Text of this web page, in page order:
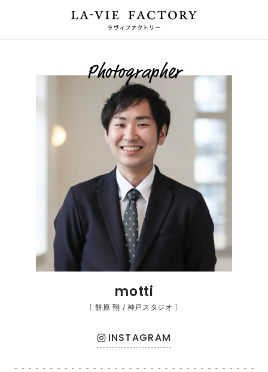
Photographer
motti
［ 餅原 翔 / 神戸スタジオ ］
INSTAGRAM